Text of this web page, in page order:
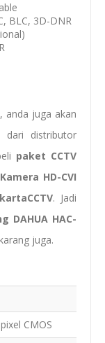
BLC, 3D-DNR
, anda juga akan
dari distributor
paket CCTV
Kamera HD-CVI
. Jadi
DAHUA HAC-
juga.
CMOS